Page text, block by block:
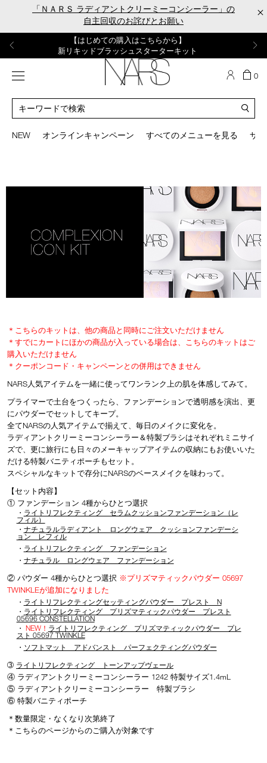
×
「ＮＡＲＳ ラディアントクリーミーコンシーラー」の
自主回収のお詫びとお願い
【ミニパフプレゼント】
新リキッドブラッシュご購入でプレゼント
【はじめての購入はこちらから】
新リキッドブラッシュスターターキット
【サンプル＆ヘアピン付】
オイルクレンジングキット
【ギフトショッパープレゼント】
カラーアイテムをあの人へのプレゼントに
【ポーチ＆ブラッシュプレゼント】
ORGASM CAMPAIGN
メニュー
NEW オンラインキャンペーン すべてのメニューを見る サ
カ
ト
商
数
0
ロ
グ
検
can
(or
given
as
you
type
or
submit
form
to
search
for
the
keyword
you
have
entered.
＊こちらのキットは、他の商品と同時にご注文いただけません
＊すでにカートにほかの商品が入っている場合は、こちらのキットはご
購入いただけません
＊クーポンコード・キャンペーンとの併用はできません
NARS人気アイテムを一緒に使ってワンランク上の肌を体感してみて。
プライマーで土台をつくったら、ファンデーションで透明感を演出、更
にパウダーでセットしてキープ。
全てNARSの人気アイテムで揃えて、毎日のメイクに変化を。
ラディアントクリーミーコンシーラー＆特製ブラシはそれぞれミニサイ
ズで、更に旅行にも日々のメーキャップアイテムの収納にもお使いいた
だける特製バニティポーチもセット。
スペシャルなキットで存分にNARSのベースメイクを味わって。
【セット内容】
① ファンデーション 4種からひとつ選択
・ ライトリフレクティング セラムクッションファンデーション（レ
フィル）
・ ナチュラルラディアント ロングウェア クッションファンデーシ
ョン レフィル
・ ライトリフレクティング ファンデーション
・ ナチュラル ロングウェア ファンデーション
② パウダー 4種からひとつ選択 ※プリズマティックパウダー 05697
TWINKLEが追加になりました
・ ライトリフレクティングセッティングパウダー プレスト N
・ ライトリフレクティング プリズマティックパウダー プレスト
05696 CONSTELLATION
・ NEW！ ライトリフレクティング プリズマティックパウダー プレ
スト 05697 TWINKLE
・ ソフトマット アドバンスト パーフェクティングパウダー
➂ ライトリフレクティング トーンアップヴェール
④ ラディアントクリーミーコンシーラー 1242 特製サイズ1.4mL
⑤ ラディアントクリーミーコンシーラー 特製ブラシ
⑥ 特製バニティポーチ
＊数量限定・なくなり次第終了
＊こちらのページからのご購入が対象です